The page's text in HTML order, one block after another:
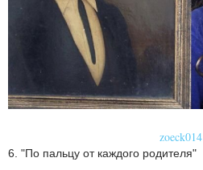
zoeck014
6. "По пальцу от каждого родителя"